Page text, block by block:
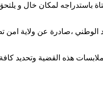
باستدراجه لمكان خال و
العامة للامن الوطني أظهرت أنه يشكل موضوع 18 برقية بحث
هذه القضية وتحديد كافة